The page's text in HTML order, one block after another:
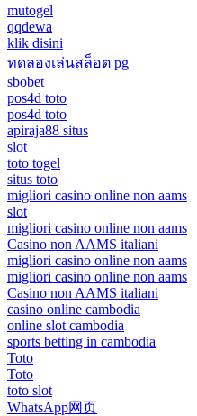
mutogel
qqdewa
klik disini
ทดลองเล่นสล็อต pg
sbobet
pos4d toto
pos4d toto
apiraja88 situs
slot
toto togel
situs toto
migliori casino online non aams
slot
migliori casino online non aams
Casino non AAMS italiani
migliori casino online non aams
migliori casino online non aams
Casino non AAMS italiani
casino online cambodia
online slot cambodia
sports betting in cambodia
Toto
Toto
toto slot
WhatsApp网页